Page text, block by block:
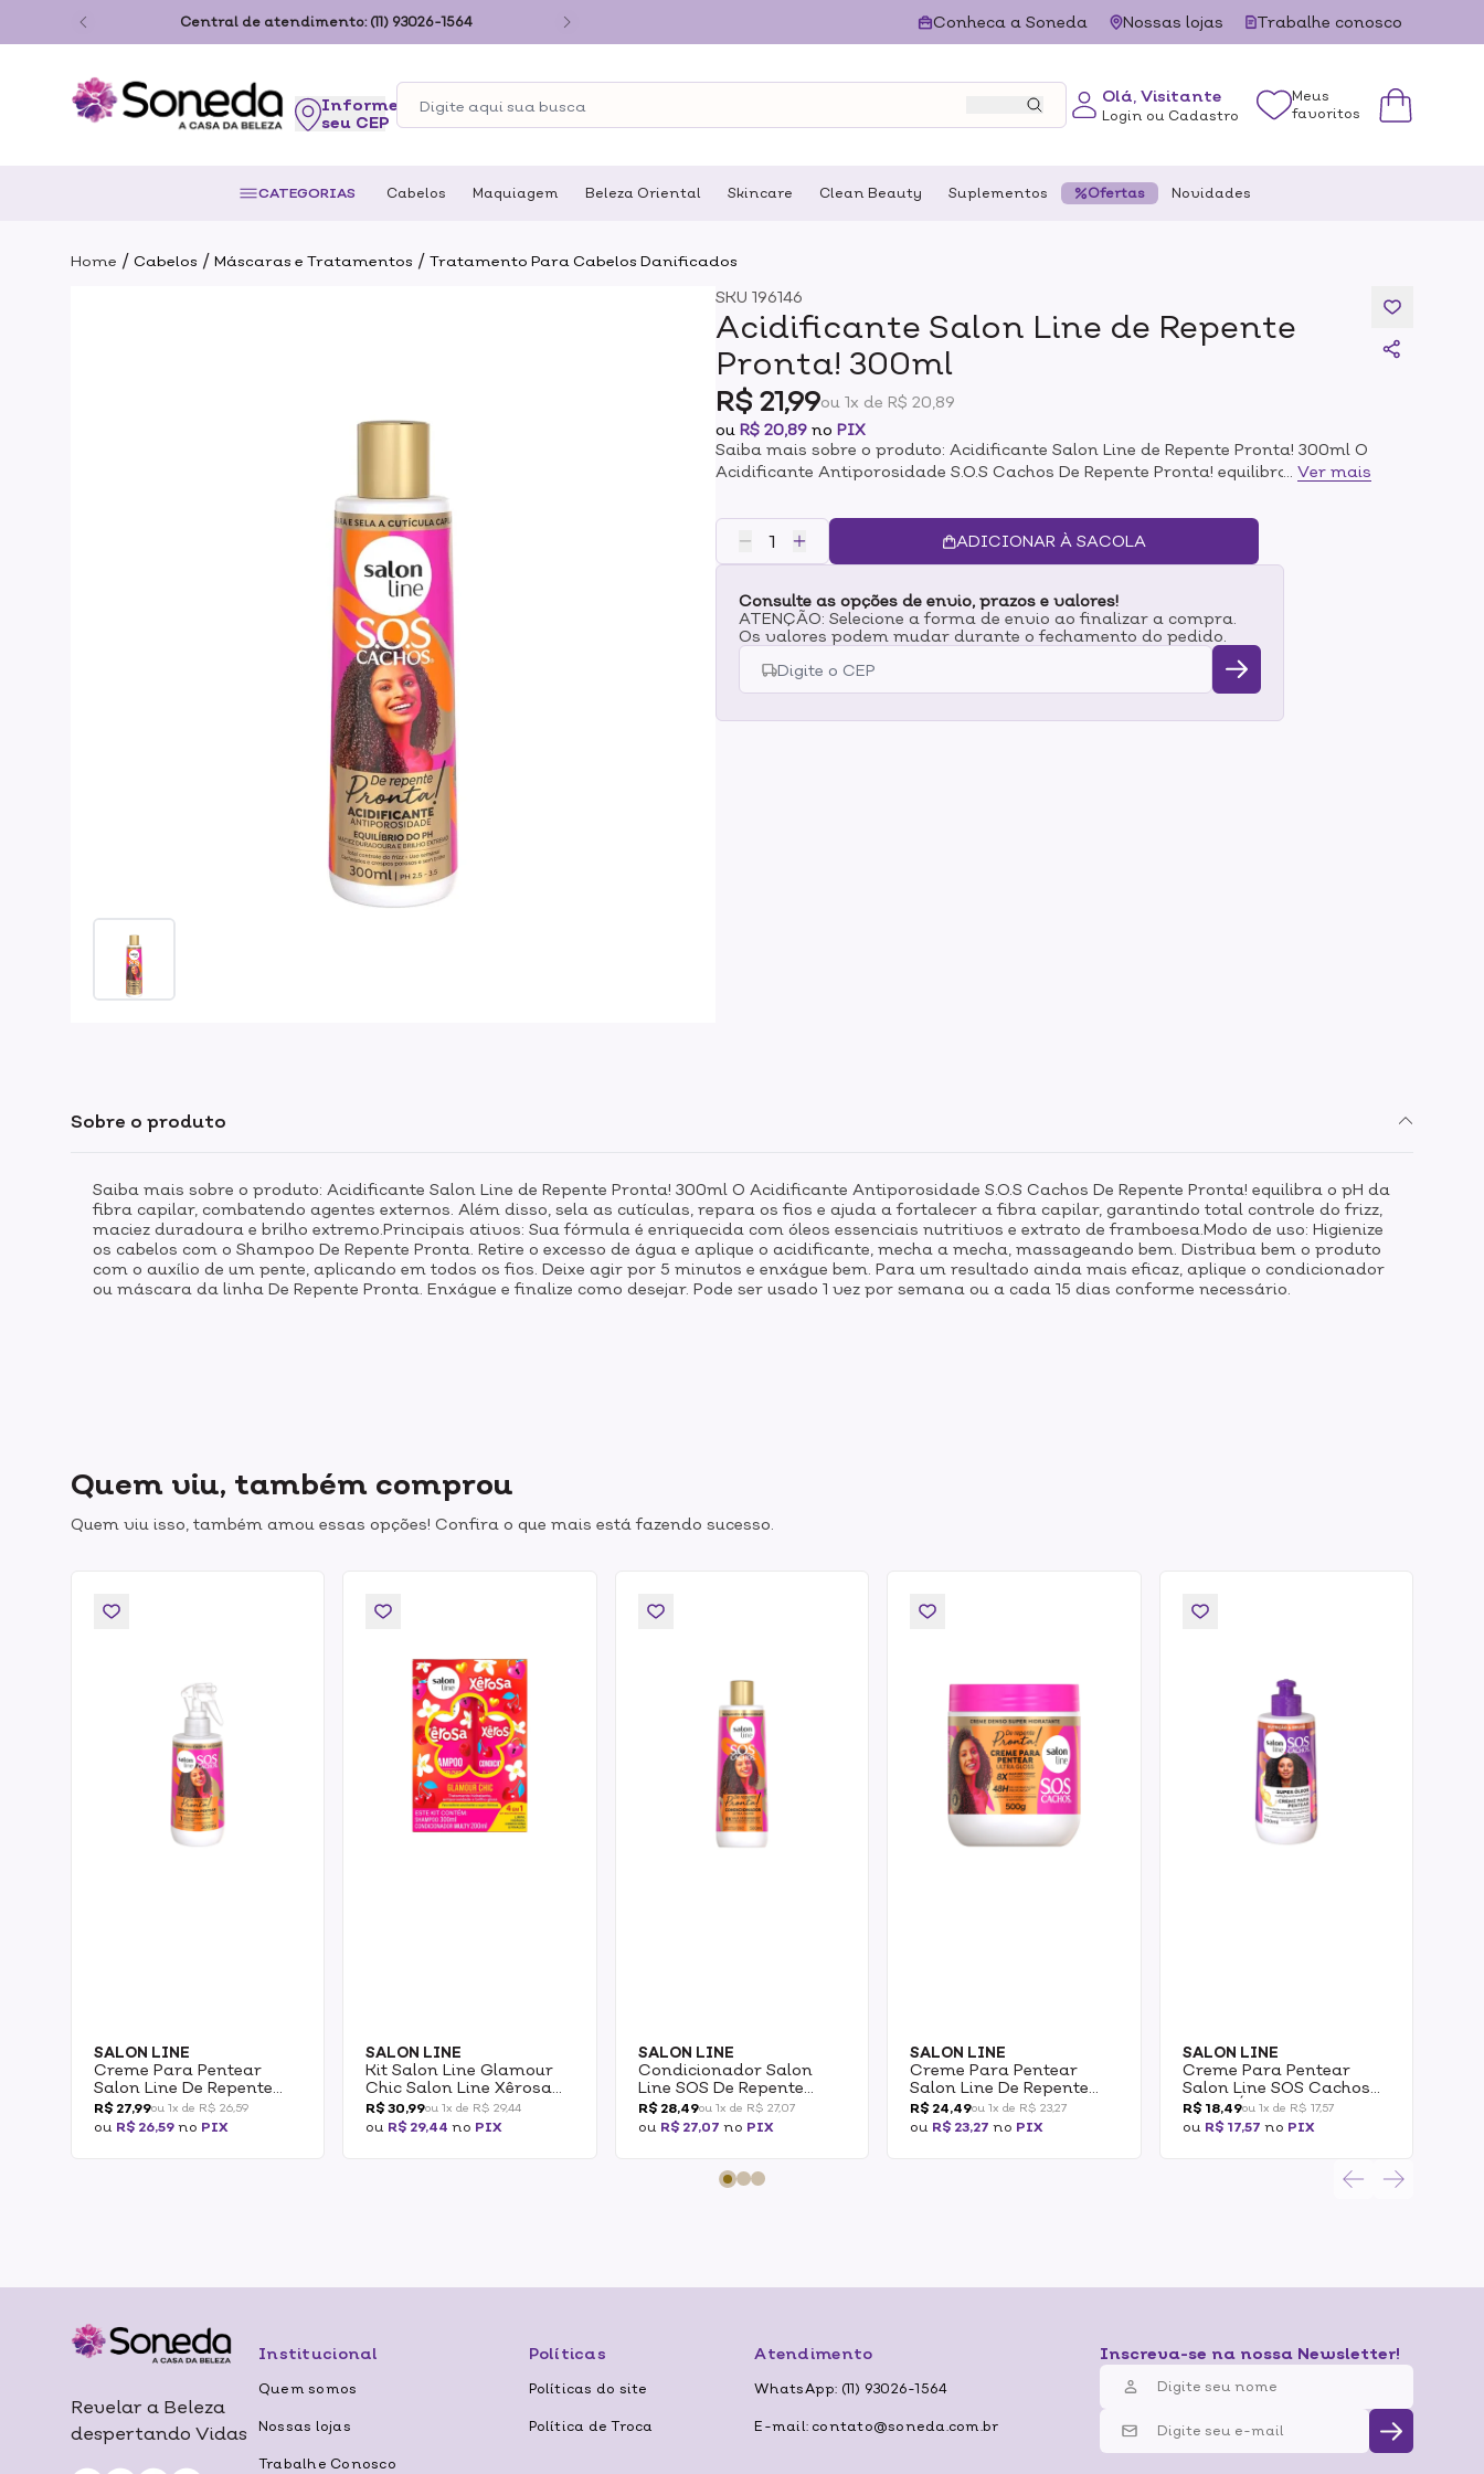
Central de atendimento: (11) 93026-1564 Conheca a Soneda Nossas lojas Trabalhe conosco
seu CEP
Olá, Visitante
Login ou Cadastro
Meus
favoritos
CATEGORIAS Cabelos Maquiagem Beleza Oriental Skincare Clean Beauty Suplementos Ofertas Novidades
Home / Cabelos / Máscaras e Tratamentos / Tratamento Para Cabelos Danificados
SKU196146
Acidificante Salon Line de Repente
Pronta! 300ml
R$ 21,99ou 1x de R$ 20,89
ouR$ 20,89 noPIX
Saiba mais sobre o produto: Acidificante Salon Line de Repente Pronta! 300ml O
Acidificante Antiporosidade S.O.S Cachos De Repente Pronta! equilibra o pH da
repara os fios e ajuda a fortalecer a fibra capilar, garantindo total controle do
frizz, maciez duradoura e brilho extremo.Principais ativos: Sua fórmula é
enriquecida com óleos essenciais nutritivos e extrato de framboesa.Modo de
água e aplique o acidificante, mecha a mecha, massageando bem. Distribua
bem o produto com o auxílio de um pente, aplicando em todos os fios. Deixe agir
por 5 minutos e enxágue bem. Para um resultado ainda mais eficaz, aplique o
condicionador ou máscara da linha De Repente Pronta. Enxágue e finalize como
desejar. Pode ser usado 1 vez por semana ou a cada 15 dias conforme
necessário.
Ver mais
ADICIONAR À SACOLA
Consulte as opções de envio, prazos e valores!
ATENÇÃO: Selecione a forma de envio ao finalizar a compra.
Os valores podem mudar durante o fechamento do pedido.
Sobre o produto
Saiba mais sobre o produto: Acidificante Salon Line de Repente Pronta! 300ml O Acidificante Antiporosidade S.O.S Cachos De Repente Pronta! equilibra o pH da
fibra capilar, combatendo agentes externos. Além disso, sela as cutículas, repara os fios e ajuda a fortalecer a fibra capilar, garantindo total controle do frizz,
maciez duradoura e brilho extremo.Principais ativos: Sua fórmula é enriquecida com óleos essenciais nutritivos e extrato de framboesa.Modo de uso: Higienize
os cabelos com o Shampoo De Repente Pronta. Retire o excesso de água e aplique o acidificante, mecha a mecha, massageando bem. Distribua bem o produto
com o auxílio de um pente, aplicando em todos os fios. Deixe agir por 5 minutos e enxágue bem. Para um resultado ainda mais eficaz, aplique o condicionador
ou máscara da linha De Repente Pronta. Enxágue e finalize como desejar. Pode ser usado 1 vez por semana ou a cada 15 dias conforme necessário.
Quem viu, também comprou
Quem viu isso, também amou essas opções! Confira o que mais está fazendo sucesso.
SALON LINE
Creme Para Pentear
Salon Line De Repente
Pronta! Antiporosidade
Fluído 300ml
R$ 27,99ou 1x de R$ 26,59
ou R$ 26,59 no PIX
SALON LINE
Kit Salon Line Glamour
Chic Salon Line Xêrosa
Shampoo 300ml +
Condicionador 200ml
R$ 30,99ou 1x de R$ 29,44
ou R$ 29,44 no PIX
SALON LINE
Condicionador Salon
Line SOS De Repente
Pronta! Ultra Gloss
500ml
R$ 28,49ou 1x de R$ 27,07
ou R$ 27,07 no PIX
SALON LINE
Creme Para Pentear
Salon Line De Repente
Pronta! Ultra Gloss 500g
R$ 24,49ou 1x de R$ 23,27
ou R$ 23,27 no PIX
SALON LINE
Creme Para Pentear
Salon Line SOS Cachos
Super Óleos Salon Line
300g
R$ 18,49ou 1x de R$ 17,57
ou R$ 17,57 no PIX
Revelar a Beleza
despertando Vidas
Institucional
Quem somos
Nossas lojas
Trabalhe Conosco
Políticas
Políticas do site
Política de Troca
Atendimento
WhatsApp: (11) 93026-1564
E-mail: contato@soneda.com.br
Inscreva-se na nossa Newsletter!